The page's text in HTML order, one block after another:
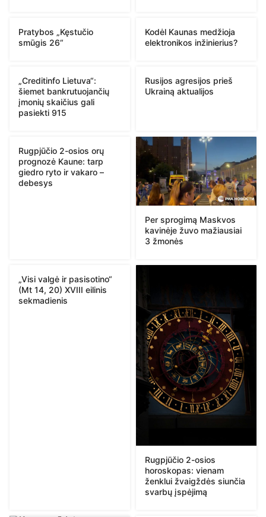
Pratybos „Kęstučio
smūgis 26“
Kodėl Kaunas medžioja
elektronikos inžinierius?
„Creditinfo Lietuva“:
šiemet bankrutuojančių
įmonių skaičius gali
pasiekti 915
Rusijos agresijos prieš
Ukrainą aktualijos
Rugpjūčio 2-osios orų
prognozė Kaune: tarp
giedro ryto ir vakaro –
debesys
Per sprogimą Maskvos
kavinėje žuvo mažiausiai
3 žmonės
„Visi valgė ir pasisotino“
(Mt 14, 20) XVIII eilinis
sekmadienis
Rugpjūčio 2-osios
horoskopas: vienam
ženklui žvaigždės siunčia
svarbų įspėjimą